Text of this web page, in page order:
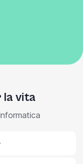
la vita